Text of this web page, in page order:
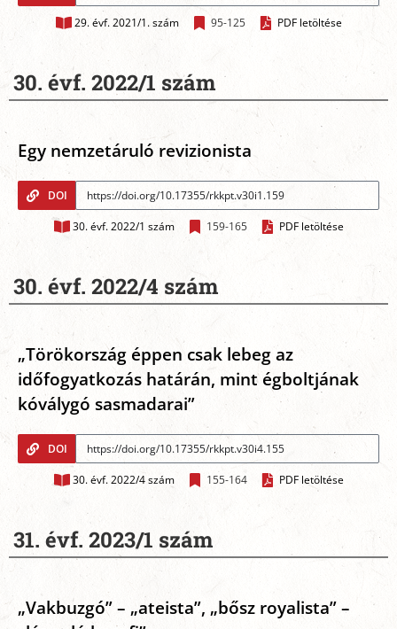
29. évf. 2021/1. szám 95-125 PDF letöltése
30. évf. 2022/1 szám
Egy nemzetáruló revizionista
DOI
30. évf. 2022/1 szám 159-165 PDF letöltése
30. évf. 2022/4 szám
„Törökország éppen csak lebeg az
időfogyatkozás határán, mint égboltjának
kóválygó sasmadarai”
DOI
30. évf. 2022/4 szám 155-164 PDF letöltése
31. évf. 2023/1 szám
„Vakbuzgó” – „ateista”, „bősz royalista” –